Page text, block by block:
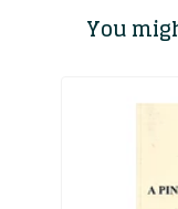
You